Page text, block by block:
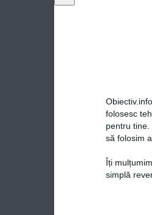
folosesc
pentru
să folosim
Îți
simplă